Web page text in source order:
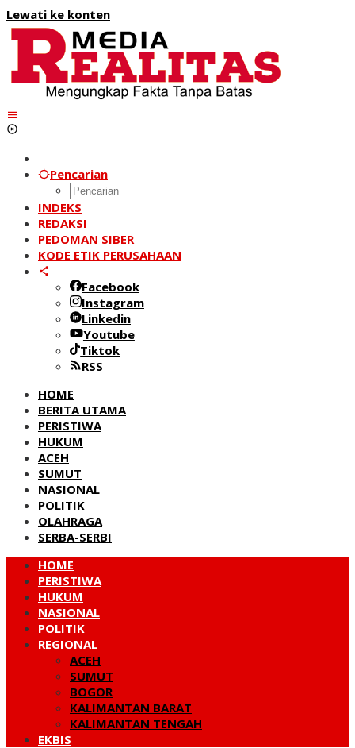
Lewati ke konten
Pencarian
INDEKS
REDAKSI
PEDOMAN SIBER
KODE ETIK PERUSAHAAN
Facebook
Instagram
Linkedin
Youtube
Tiktok
RSS
HOME
BERITA UTAMA
PERISTIWA
HUKUM
ACEH
SUMUT
NASIONAL
POLITIK
OLAHRAGA
SERBA-SERBI
HOME
PERISTIWA
HUKUM
NASIONAL
POLITIK
REGIONAL
ACEH
SUMUT
BOGOR
KALIMANTAN BARAT
KALIMANTAN TENGAH
EKBIS